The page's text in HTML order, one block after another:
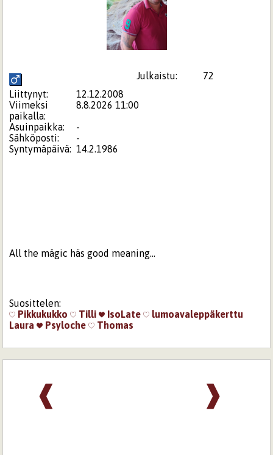
Julkaistu:
72
Liittynyt:
12.12.2008
Viimeksi
paikalla:
8.8.2026 11:00
Asuinpaikka:
-
Sähköposti:
-
Syntymäpäivä: 14.2.1986
All the mägic häs good meaning...
Suosittelen:
Pikkukukko
Tilli IsoLate
lumoavaleppäkerttu
Laura
Psyloche Thomas
❱
❰